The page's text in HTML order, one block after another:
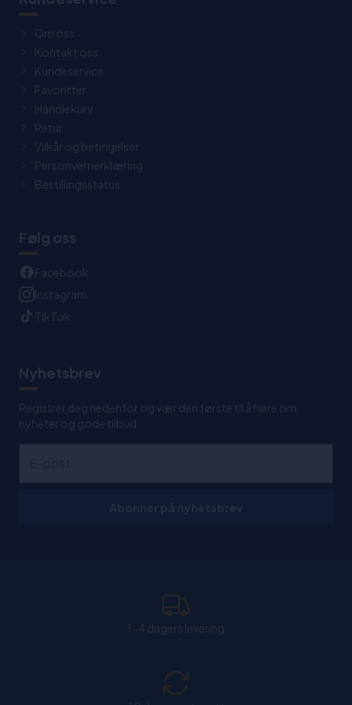
Om oss
Kontakt oss
Kundeservice
Favoritter
Handlekurv
Retur
Vilkår og betingelser
Personvernerklæring
Bestillingsstatus
Følg oss
Facebook
Instagram
TikTok
Nyhetsbrev
Registrer deg nedenfor og vær den første til å høre om
nyheter og gode tilbud